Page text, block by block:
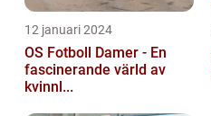
12 januari 2024
OS Fotboll Damer - En
fascinerande värld av
kvinnl...